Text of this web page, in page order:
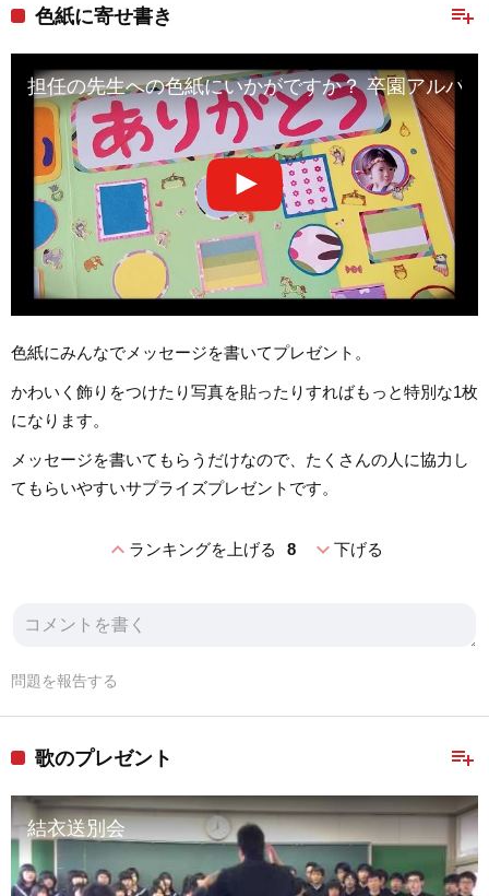
playlist_add
色紙に寄せ書き
担任の先生への色紙にいかがですか？ 卒園アルバ
色紙にみんなでメッセージを書いてプレゼント。
かわいく飾りをつけたり写真を貼ったりすればもっと特別な1枚
になります。
メッセージを書いてもらうだけなので、たくさんの人に協力し
てもらいやすいサプライズプレゼントです。
expand_lessランキングを上げる 8 expand_more下げる
問題を報告する
playlist_add
歌のプレゼント
結衣送別会